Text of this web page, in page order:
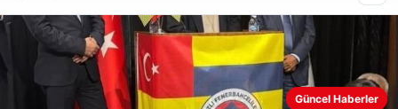
28/04/2026
Web sitemizi nasıl kullandığınızı daha iyi anlayabilmek,
deneyiminizi kişiselleştirmek ve geliştirmek amacıyla çerezler
Güncel Haberler